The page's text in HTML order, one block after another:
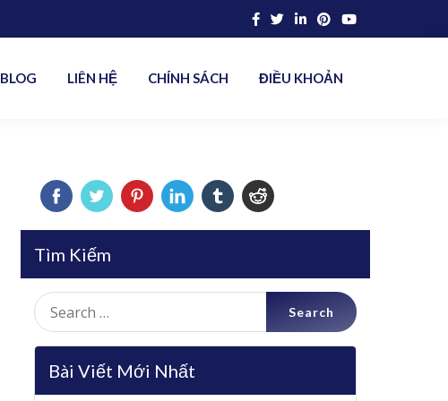
BLOG LIÊN HỆ CHÍNH SÁCH ĐIỀU KHOẢN
Tìm Kiếm
Search
for:
Bài Viết Mới Nhất